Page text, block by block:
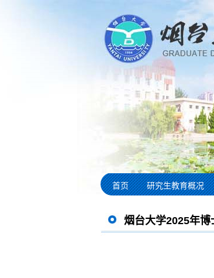
首页 研究生教育概况
烟台大学2025年